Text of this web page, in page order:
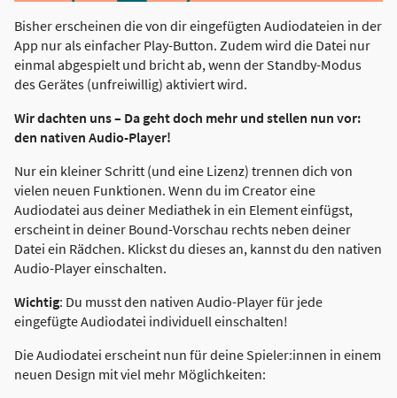
Bisher erscheinen die von dir eingefügten Audiodateien in der
App nur als einfacher Play-Button. Zudem wird die Datei nur
einmal abgespielt und bricht ab, wenn der Standby-Modus
des Gerätes (unfreiwillig) aktiviert wird.
Wir dachten uns – Da geht doch mehr und stellen nun vor:
den nativen Audio-Player!
Nur ein kleiner Schritt (und eine Lizenz) trennen dich von
vielen neuen Funktionen. Wenn du im Creator eine
Audiodatei aus deiner Mediathek in ein Element einfügst,
erscheint in deiner Bound-Vorschau rechts neben deiner
Datei ein Rädchen. Klickst du dieses an, kannst du den nativen
Audio-Player einschalten.
Wichtig: Du musst den nativen Audio-Player für jede
eingefügte Audiodatei individuell einschalten!
Die Audiodatei erscheint nun für deine Spieler:innen in einem
neuen Design mit viel mehr Möglichkeiten: